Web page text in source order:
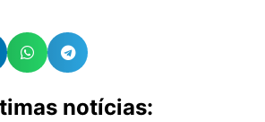
notícias: